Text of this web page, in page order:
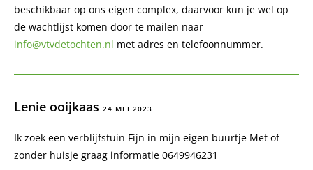
beschikbaar op ons eigen complex, daarvoor kun je wel op
de wachtlijst komen door te mailen naar
info@vtvdetochten.nl met adres en telefoonnummer.
Lenie ooijkaas 24 MEI 2023
Ik zoek een verblijfstuin Fijn in mijn eigen buurtje Met of
zonder huisje graag informatie 0649946231